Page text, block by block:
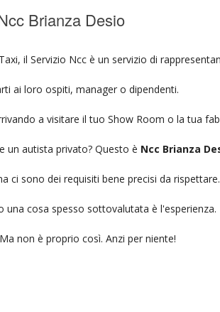
Brianza Desio
il Servizio Ncc è un servizio di
ai loro ospiti, manager o dipendenti.
a visitare il tuo Show Room o la tua
un autista privato? Questo è Ncc Brianza
ci sono dei requisiti bene precisi da rispettare.
cosa spesso sottovalutata è l'esperienza.
non è proprio così. Anzi per niente!